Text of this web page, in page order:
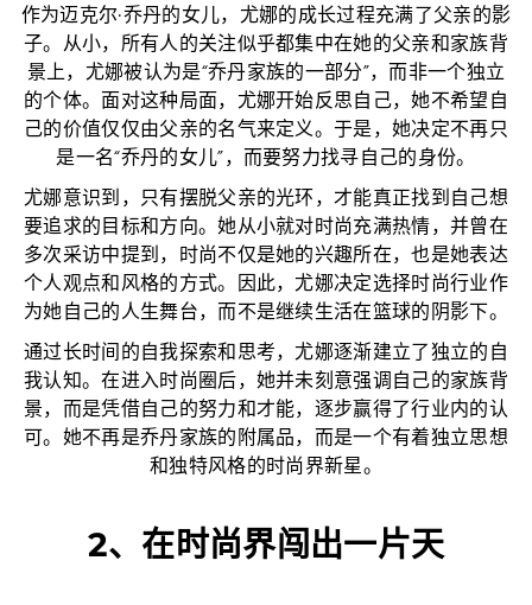
作为迈克尔·乔丹的女儿，尤娜的成长过程充满了父亲的影
子。从小，所有人的关注似乎都集中在她的父亲和家族背
景上，尤娜被认为是“乔丹家族的一部分”，而非一个独立
的个体。面对这种局面，尤娜开始反思自己，她不希望自
己的价值仅仅由父亲的名气来定义。于是，她决定不再只
是一名“乔丹的女儿”，而要努力找寻自己的身份。
尤娜意识到，只有摆脱父亲的光环，才能真正找到自己想
要追求的目标和方向。她从小就对时尚充满热情，并曾在
多次采访中提到，时尚不仅是她的兴趣所在，也是她表达
个人观点和风格的方式。因此，尤娜决定选择时尚行业作
为她自己的人生舞台，而不是继续生活在篮球的阴影下。
通过长时间的自我探索和思考，尤娜逐渐建立了独立的自
我认知。在进入时尚圈后，她并未刻意强调自己的家族背
景，而是凭借自己的努力和才能，逐步赢得了行业内的认
可。她不再是乔丹家族的附属品，而是一个有着独立思想
和独特风格的时尚界新星。
2、在时尚界闯出一片天